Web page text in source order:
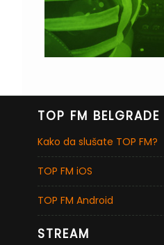
TOP FM BELGRADE
Kako da slušate TOP FM?
TOP FM iOS
TOP FM Android
STREAM